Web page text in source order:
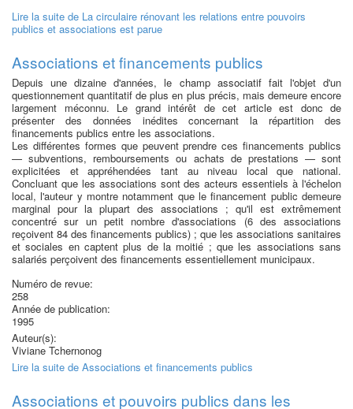
Lire la suite de La circulaire rénovant les relations entre pouvoirs
publics et associations est parue
Associations et financements publics
Depuis une dizaine d'années, le champ associatif fait l'objet d'un
questionnement quantitatif de plus en plus précis, mais demeure encore
largement méconnu. Le grand intérêt de cet article est donc de
présenter des données inédites concernant la répartition des
financements publics entre les associations.
Les différentes formes que peuvent prendre ces financements publics
— subventions, remboursements ou achats de prestations — sont
explicitées et appréhendées tant au niveau local que national.
Concluant que les associations sont des acteurs essentiels à l'échelon
local, l'auteur y montre notamment que le financement public demeure
marginal pour la plupart des associations ; qu'il est extrêmement
concentré sur un petit nombre d'associations (6 des associations
reçoivent 84 des financements publics) ; que les associations sanitaires
et sociales en captent plus de la moitié ; que les associations sans
salariés perçoivent des financements essentiellement municipaux.
Numéro de revue:
258
Année de publication:
1995
Auteur(s):
Viviane Tchernonog
Lire la suite de Associations et financements publics
Associations et pouvoirs publics dans les